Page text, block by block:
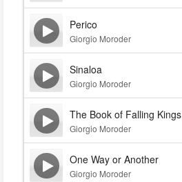
Perico
Giorgio Moroder
Sinaloa
Giorgio Moroder
The Book of Falling Kings
Giorgio Moroder
One Way or Another
Giorgio Moroder